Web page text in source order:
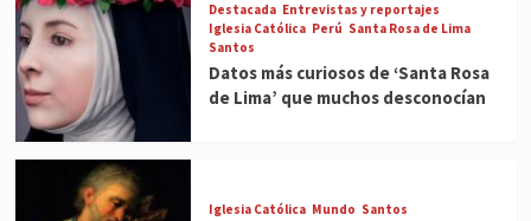
Destacada Entrevistas y reportajes
Iglesia Católica Perú Santa Rosa de Lima
Santos
Datos más curiosos de ‘Santa Rosa
de Lima’ que muchos desconocían
Iglesia Católica Mundo Santos